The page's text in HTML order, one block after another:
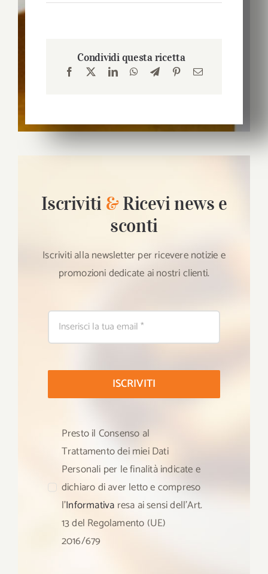
Condividi questa ricetta
Iscriviti &Ricevi news e
sconti
Iscriviti alla newsletter per ricevere notizie e
promozioni dedicate ai nostri clienti.
ISCRIVITI
Presto il Consenso al
Trattamento dei miei Dati
Personali per le finalità indicate e
dichiaro di aver letto e compreso
l’Informativa resa ai sensi dell’Art.
13 del Regolamento (UE)
2016/679